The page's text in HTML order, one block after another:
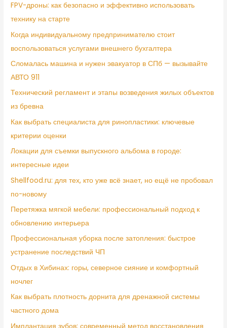
FPV-дроны: как безопасно и эффективно использовать
технику на старте
Когда индивидуальному предпринимателю стоит
воспользоваться услугами внешнего бухгалтера
Сломалась машина и нужен эвакуатор в СПб — вызывайте
АВТО 911
Технический регламент и этапы возведения жилых объектов
из бревна
Как выбрать специалиста для ринопластики: ключевые
критерии оценки
Локации для съемки выпускного альбома в городе:
интересные идеи
Shellfood.ru: для тех, кто уже всё знает, но ещё не пробовал
по-новому
Перетяжка мягкой мебели: профессиональный подход к
обновлению интерьера
Профессиональная уборка после затопления: быстрое
устранение последствий ЧП
Отдых в Хибинах: горы, северное сияние и комфортный
ночлег
Как выбрать плотность дорнита для дренажной системы
частного дома
Имплантация зубов: современный метод восстановления